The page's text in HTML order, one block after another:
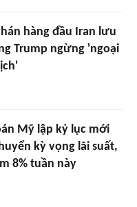
hàng đầu Iran lưu
Trump ngừng 'ngoại
Mỹ lập kỷ lục mới
kỳ vọng lãi suất,
8% tuần này